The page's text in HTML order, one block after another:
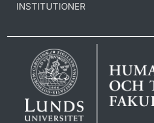
INSTITUTIONER